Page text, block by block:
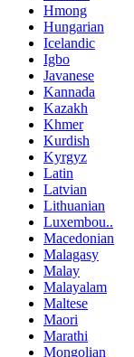
Hmong
Hungarian
Icelandic
Igbo
Javanese
Kannada
Kazakh
Khmer
Kurdish
Kyrgyz
Latin
Latvian
Lithuanian
Luxembou..
Macedonian
Malagasy
Malay
Malayalam
Maltese
Maori
Marathi
Mongolian